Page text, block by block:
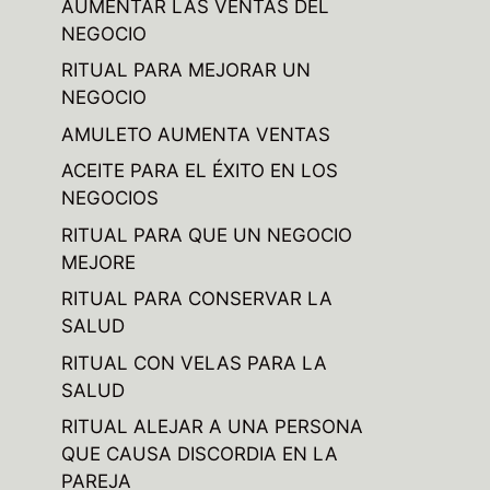
AUMENTAR LAS VENTAS DEL
NEGOCIO
RITUAL PARA MEJORAR UN
NEGOCIO
AMULETO AUMENTA VENTAS
ACEITE PARA EL ÉXITO EN LOS
NEGOCIOS
RITUAL PARA QUE UN NEGOCIO
MEJORE
RITUAL PARA CONSERVAR LA
SALUD
RITUAL CON VELAS PARA LA
SALUD
RITUAL ALEJAR A UNA PERSONA
QUE CAUSA DISCORDIA EN LA
PAREJA